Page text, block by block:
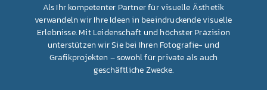
Als Ihr kompetenter Partner für visuelle Ästhetik
verwandeln wir Ihre Ideen in beeindruckende visuelle
Erlebnisse. Mit Leidenschaft und höchster Präzision
unterstützen wir Sie bei Ihren Fotografie- und
Grafikprojekten – sowohl für private als auch
geschäftliche Zwecke.